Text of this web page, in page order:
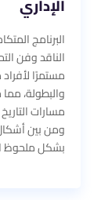
الإداري
البرنامج
الناقد وفن
مستمرًا
والبطولة،
مسارات
ومن بين أشكال
بشكل ملحوظ